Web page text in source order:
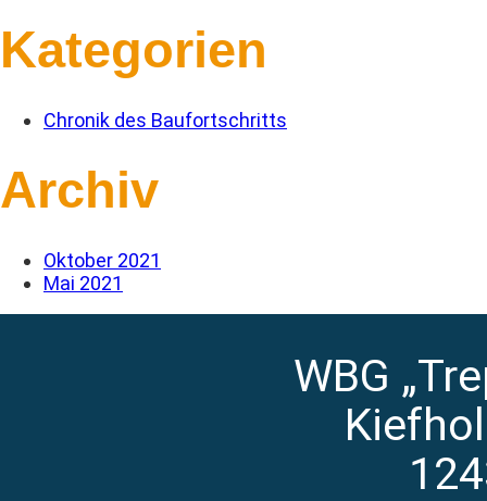
Kategorien
Chronik des Baufortschritts
Archiv
Oktober 2021
Mai 2021
WBG